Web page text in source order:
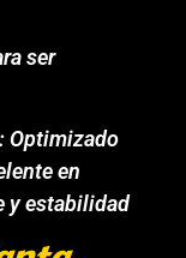
ser
Optimizado
en
y estabilidad